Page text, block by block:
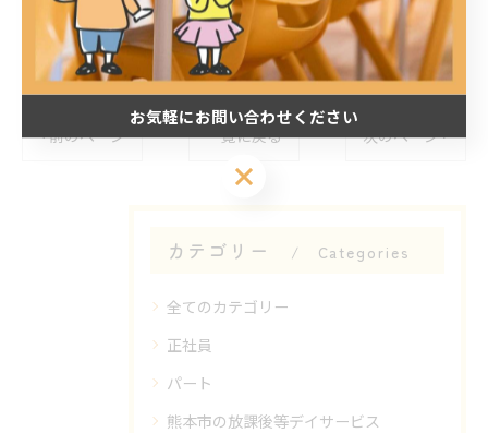
< 前のページ 一覧に戻る 次のページ >
カテゴリー Categories
全てのカテゴリー
正社員
パート
熊本市の放課後等デイサービス
お気軽にお問い合わせください
お気軽にお問い合わせください